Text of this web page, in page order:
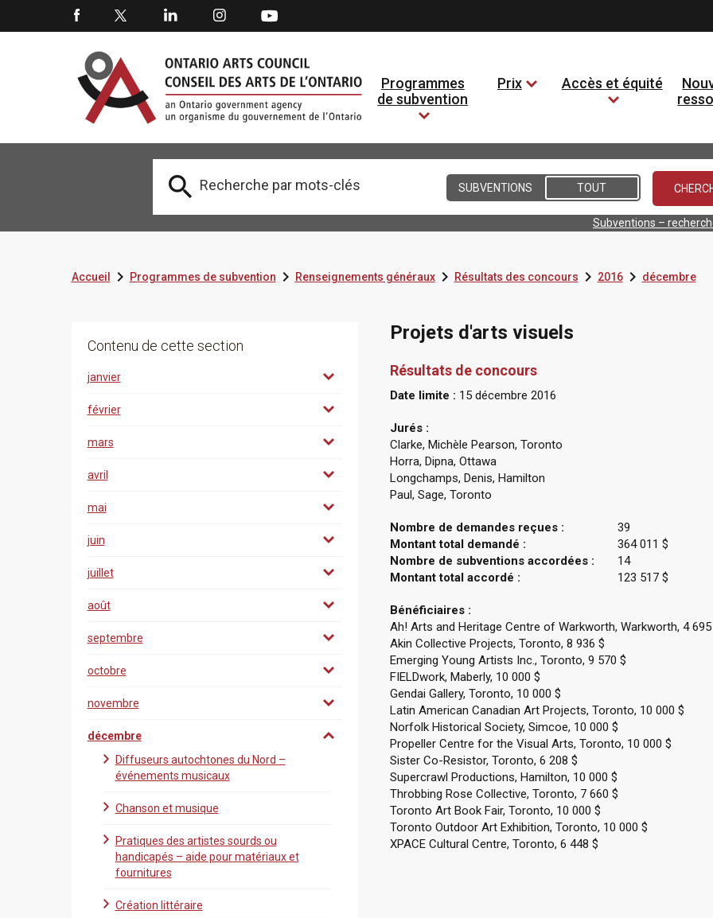
Programmes
de subvention
Prix Accès et équité
 SUBVENTIONS TOUT
Subventions –
Accueil Programmes de subventionRenseignements générauxRésultats des concours2016décembre
Contenu de cette section
janvier
février
mars
avril
mai
juin
juillet
août
septembre
octobre
novembre
décembre
Diffuseurs autochtones du Nord –
événements musicaux
Chanson et musique
Pratiques des artistes sourds ou
handicapés – aide pour matériaux et
fournitures
Création littéraire
Projets d'arts visuels
Résultats de concours
Date limite : 15 décembre 2016
Jurés :
Clarke, Michèle Pearson, Toronto
Horra, Dipna, Ottawa
Longchamps, Denis, Hamilton
Paul, Sage, Toronto
Nombre de demandes reçues :
39
Montant total demandé :
364 011 $
Nombre de subventions accordées :
14
Montant total accordé :
123 517 $
Bénéficiaires :
Ah! Arts and Heritage Centre of Warkworth, Warkworth, 4
Akin Collective Projects, Toronto, 8 936 $
Emerging Young Artists Inc., Toronto, 9 570 $
FIELDwork, Maberly, 10 000 $
Gendai Gallery, Toronto, 10 000 $
Latin American Canadian Art Projects, Toronto, 10 000 $
Norfolk Historical Society, Simcoe, 10 000 $
Propeller Centre for the Visual Arts, Toronto, 10 000 $
Sister Co-Resistor, Toronto, 6 208 $
Supercrawl Productions, Hamilton, 10 000 $
Throbbing Rose Collective, Toronto, 7 660 $
Toronto Art Book Fair, Toronto, 10 000 $
Toronto Outdoor Art Exhibition, Toronto, 10 000 $
XPACE Cultural Centre, Toronto, 6 448 $